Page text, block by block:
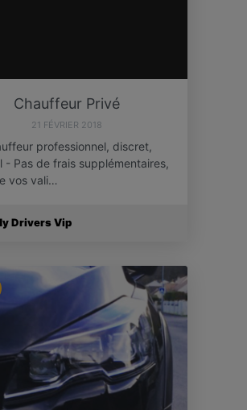
Chauffeur Privé
21 FÉVRIER 2018
professionnel, discret,
- Pas de frais supplémentaires,
vos vali…
Drivers Vip